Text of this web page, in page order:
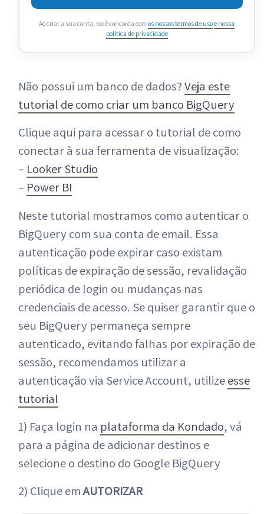
Ao criar a sua conta, você concorda com os nossos termos de usoe nossa
política de privacidade
Não possui um banco de dados?Veja este
tutorial de como criar um banco BigQuery
Clique aqui para acessar o tutorial de como
conectar à sua ferramenta de visualização:
– Looker Studio
– Power BI
Neste tutorial mostramos como autenticar o
BigQuery com sua conta de email. Essa
autenticação pode expirar caso existam
políticas de expiração de sessão, revalidação
periódica de login ou mudanças nas
credenciais de acesso. Se quiser garantir que o
seu BigQuery permaneça sempre
autenticado, evitando falhas por expiração de
sessão, recomendamos utilizar a
autenticação via Service Account, utilizeesse
tutorial
1) Faça login na plataforma da Kondado, vá
para a página de adicionar destinos e
selecione o destino do Google BigQuery
2) Clique emAUTORIZAR